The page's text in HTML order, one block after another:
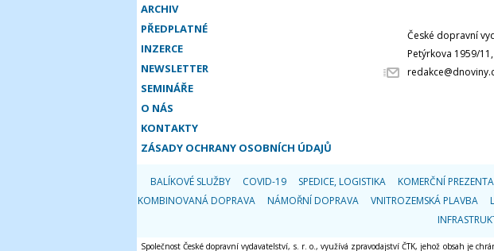
ARCHIV
PŘEDPLATNÉ
INZERCE
NEWSLETTER
SEMINÁŘE
O NÁS
KONTAKTY
ZÁSADY OCHRANY OSOBNÍCH ÚDAJŮ
České dopravní
Petýrkova 1959/
BALÍKOVÉ SLUŽBY COVID-19 SPEDICE, LOGISTIKA KOMERČNÍ
KOMBINOVANÁ DOPRAVA
NÁMOŘNÍ DOPRAVA VNITROZEMSKÁ PLAVBA
Společnost České dopravní vydavatelství, s. r. o., využívá zpravodajství ČTK, jehož obsah je